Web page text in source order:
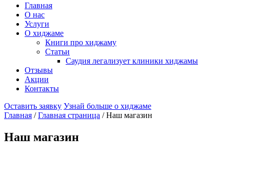
Главная
О нас
Услуги
О хиджаме
Книги про хиджаму
Статьи
Саудия легализует клиники хиджамы
Отзывы
Акции
Контакты
Оставить заявку Узнай больше о хиджаме
Главная /Главная страница /Наш магазин
Наш магазин